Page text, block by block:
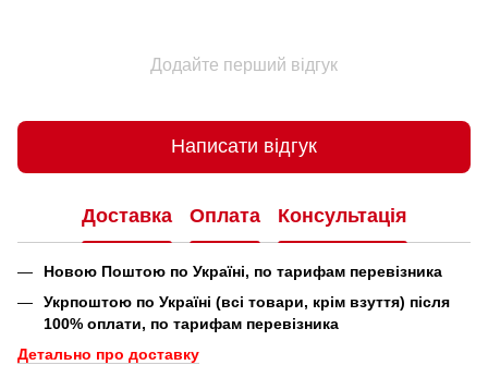
Додайте перший відгук
Написати відгук
Доставка Оплата Консультація
Новою Поштою по Україні, по тарифам перевізника
Укрпоштою по Україні (всі товари, крім взуття) після
100% оплати, по тарифам перевізника
Детально про доставку